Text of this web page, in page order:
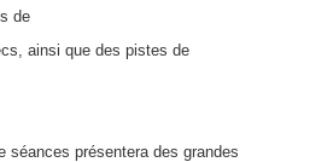
de
ainsi que des pistes de
séances présentera des grandes